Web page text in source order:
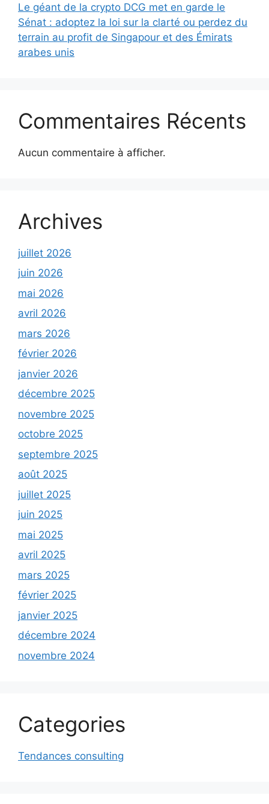
Le géant de la crypto DCG met en garde le
Sénat : adoptez la loi sur la clarté ou perdez du
terrain au profit de Singapour et des Émirats
arabes unis
Commentaires Récents
Aucun commentaire à afficher.
Archives
juillet 2026
juin 2026
mai 2026
avril 2026
mars 2026
février 2026
janvier 2026
décembre 2025
novembre 2025
octobre 2025
septembre 2025
août 2025
juillet 2025
juin 2025
mai 2025
avril 2025
mars 2025
février 2025
janvier 2025
décembre 2024
novembre 2024
Categories
Tendances consulting